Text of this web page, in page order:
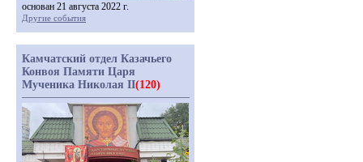
основан 21 августа 2022 г.
Другие события
Камчатский отдел Казачьего
Конвоя Памяти Царя
Мученика Николая II(120)